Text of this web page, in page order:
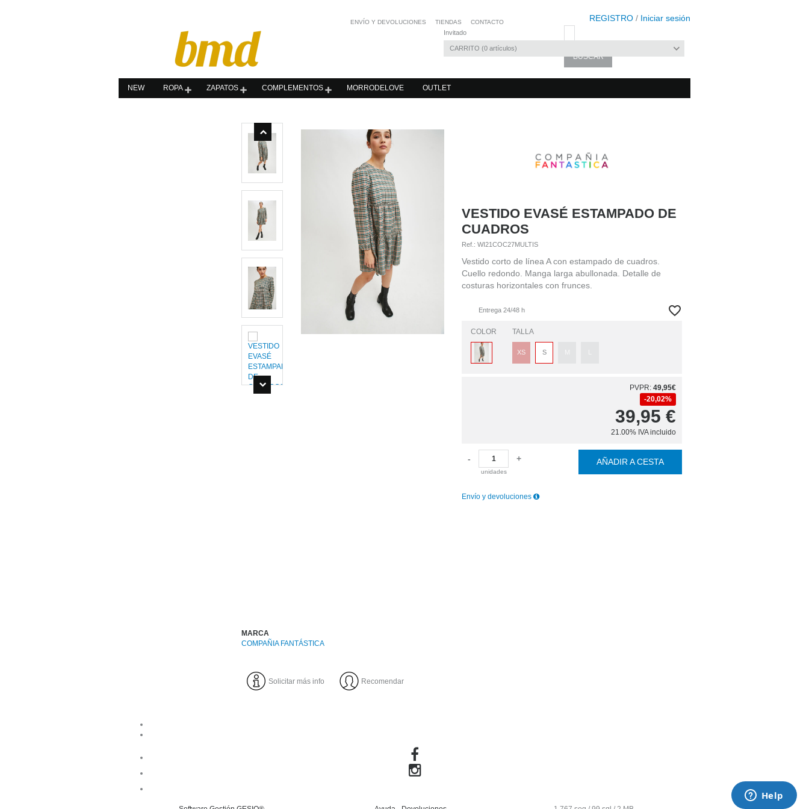
REGISTRO / Iniciar sesión
Invitado
CARRITO 0 artículos
ENVÍO Y DEVOLUCIONES TIENDAS CONTACTO
NEW ROPA ZAPATOS COMPLEMENTOS MORRODELOVE OUTLET
VESTIDO EVASÉ ESTAMPADO DE
CUADROS
Ref.: WI21COC27MULTIS
Vestido corto de línea A con estampado de cuadros.
Cuello redondo. Manga larga abullonada. Detalle de
costuras horizontales con frunces.
Entrega 24/48 h
COLOR TALLA
XS S
PVPR: 49,95€
20,02%
39,95 €
21.00% IVA incluido
-
unidades
+ AÑADIR A CESTA
Envío y devoluciones
MARCA
COMPAÑIA FANTÁSTICA
Solicitar más info Recomendar